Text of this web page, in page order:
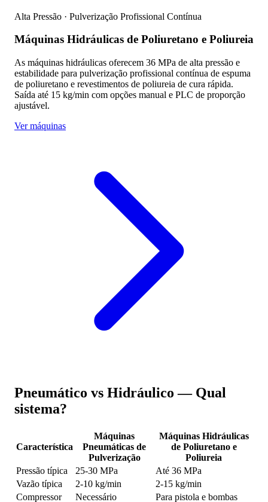
Alta Pressão · Pulverização Profissional Contínua
Máquinas Hidráulicas de Poliuretano e Poliureia
As máquinas hidráulicas oferecem 36 MPa de alta pressão e
estabilidade para pulverização profissional contínua de espuma
de poliuretano e revestimentos de poliureia de cura rápida.
Saída até 15 kg/min com opções manual e PLC de proporção
ajustável.
Ver máquinas
Pneumático vs Hidráulico — Qual
sistema?
Característica
Máquinas
Pneumáticas de
Pulverização
Máquinas Hidráulicas
de Poliuretano e
Poliureia
Pressão típica
25-30 MPa
Até 36 MPa
Vazão típica
2-10 kg/min
2-15 kg/min
Compressor
Necessário Para pistola e bombas